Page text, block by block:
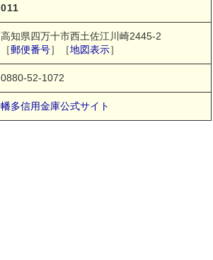
011
高知県四万十市西土佐江川崎2445-2
［郵便番号］［地図表示］
0880-52-1072
幡多信用金庫公式サイト